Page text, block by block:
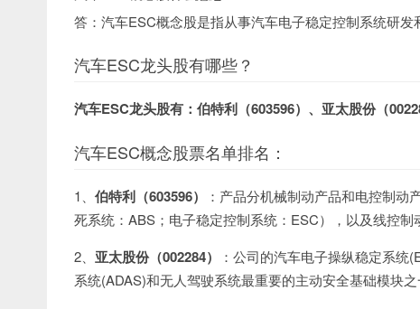
答：汽车ESC概念股是指从事汽车电子稳定控制系统研发
汽车ESC龙头股有哪些？
汽车ESC龙头股有：伯特利（603596）、亚太股份（
汽车ESC概念股票名单排名：
1、 伯特利（603596）
：产品分机械制动产品和电控制
死系统：ABS；电子稳定控制系统：ESC），以及线控制
2、 亚太股份（002284）
：公司的汽车电子操纵稳定系
系统(ADAS)和无人驾驶系统最重要的主动安全基础模块